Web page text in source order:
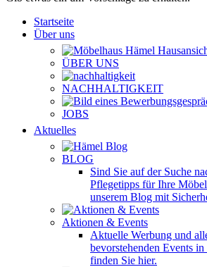
Startseite
Über uns
ÜBER UNS
NACHHALTIGKEIT
JOBS
Aktuelles
BLOG
Sind Sie auf der Suche
Pflegetipps für Ihre
unserem Blog mit
Aktionen & Events
Aktuelle Werbung und
bevorstehenden Events
finden Sie hier.